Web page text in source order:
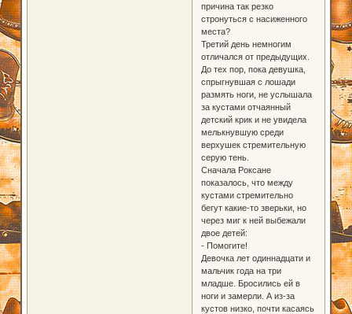
причина так резко
стронуться с насиженного
места?
Третий день немногим
отличался от предыдущих.
До тех пор, пока девушка,
спрыгнувшая с лошади
размять ноги, не услышала
за кустами отчаянный
детский крик и не увидела
мелькнувшую среди
верхушек стремительную
серую тень.
Сначала Роксане
показалось, что между
кустами стремительно
бегут какие-то зверьки, но
через миг к ней выбежали
двое детей:
- Помогите!
Девочка лет одиннадцати и
мальчик года на три
младше. Бросились ей в
ноги и замерли. А из-за
кустов низко, почти касаясь